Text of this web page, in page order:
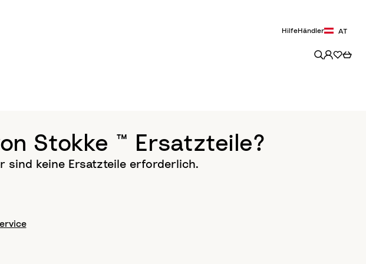
HilfeHändler AT
Stokke ™ Ersatzteile?
sind keine Ersatzteile erforderlich.